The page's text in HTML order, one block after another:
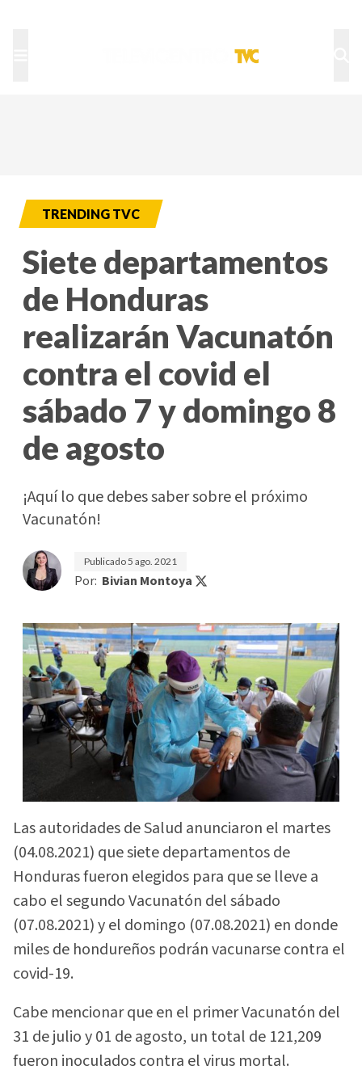
TRENDING TVC
Siete departamentos
de Honduras
realizarán Vacunatón
contra el covid el
sábado 7 y domingo 8
de agosto
¡Aquí lo que debes saber sobre el próximo
Vacunatón!
Publicado5 ago. 2021
Por: Bivian Montoya
Las autoridades de Salud anunciaron el martes
(04.08.2021) que siete departamentos de
Honduras fueron elegidos para que se lleve a
cabo el segundo Vacunatón del sábado
(07.08.2021) y el domingo (07.08.2021) en donde
miles de hondureños podrán vacunarse contra el
covid-19.
Cabe mencionar que en el primer Vacunatón del
31 de julio y 01 de agosto, un total de 121,209
fueron inoculados contra el virus mortal.